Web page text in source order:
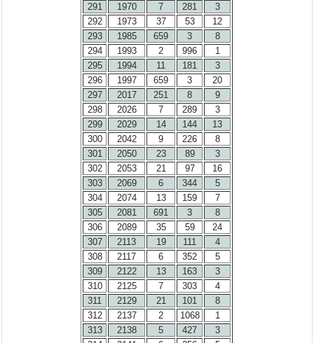
291
1970 7 281
3
292
1973 37 53
12
293
1985 659 3
8
294
1993 2 996
1
295
1994 11 181
3
296
1997 659 3
20
297
2017 251 8
9
298
2026 7 289
3
299
2029 14 144
13
300
2042 9 226
8
301
2050 23 89
3
302
2053 21 97
16
303
2069 6 344
5
304
2074 13 159
7
305
2081 691 3
8
306
2089 35 59
24
307
2113 19 111
4
308
2117 6 352
5
309
2122 13 163
3
310
2125 7 303
4
311
2129 21 101
8
312
2137 2 1068
1
313
2138 5 427
3